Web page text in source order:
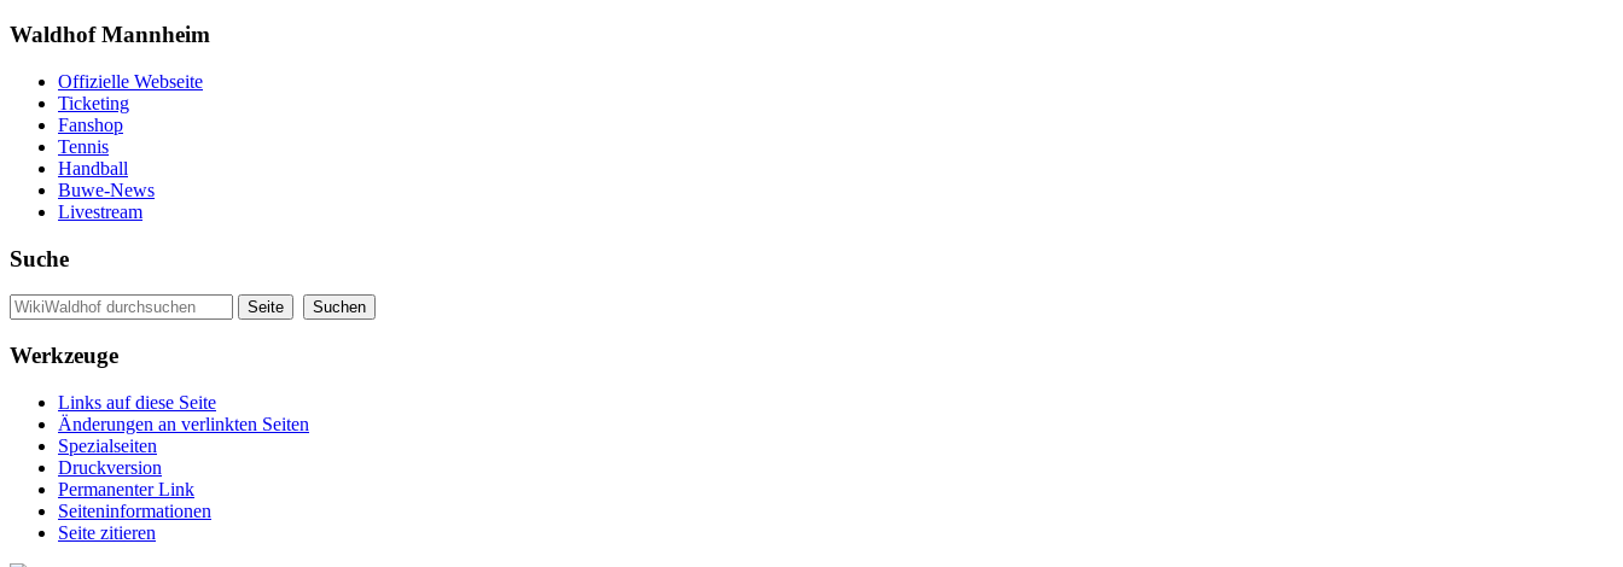
Waldhof Mannheim
Offizielle Webseite
Ticketing
Fanshop
Tennis
Handball
Buwe-News
Livestream
Suche
Werkzeuge
Links auf diese Seite
Änderungen an verlinkten Seiten
Spezialseiten
Druckversion
Permanenter Link
Seiten­informationen
Seite zitieren